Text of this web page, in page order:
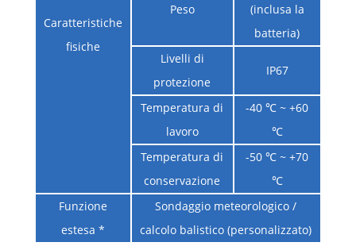
Caratteristiche
fisiche
Peso
(inclusa la
batteria)
Livelli di
protezione
IP67
Temperatura di
lavoro
-40 ℃ ~ +60
℃
Temperatura di
conservazione
-50 ℃ ~ +70
℃
Funzione
estesa *
Sondaggio meteorologico /
calcolo balistico (personalizzato)